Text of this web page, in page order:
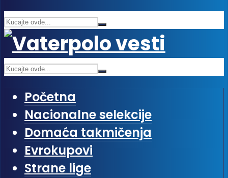
Početna
Nacionalne selekcije
Domaća takmičenja
Evrokupovi
Strane lige